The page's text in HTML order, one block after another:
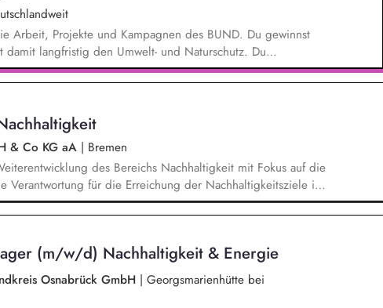
Arbeit, Projekte und Kampagnen des BUND. Du gewinnst
damit langfristig den Umwelt- und Naturschutz. Du
, Arten- und Klimaschutz nach bestem Wissen und
und Aktionen, beispielsweise durch das Sammeln
& Co KG aA | Bremen
des Bereichs Nachhaltigkeit mit Fokus auf die
Verantwortung für die Erreichung der Nachhaltigkeitsziele in
und anderen Bereichen. Disziplinarische und
der Mitarbeiter*innen im Bereich Nachhaltigkeit.
des Netzwerks an Kooperationspartner*innen sowie
Partnerschaften.
(m/w/d) Nachhaltigkeit & Energie
Osnabrück GmbH | Georgsmarienhütte bei